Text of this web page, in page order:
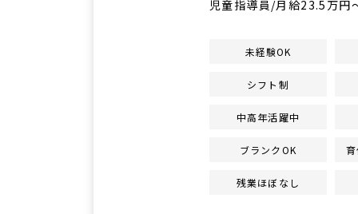
児童指導員/月給23.5万
未経験OK
シフト制
中高年活躍中
ブランクOK
残業ほぼなし